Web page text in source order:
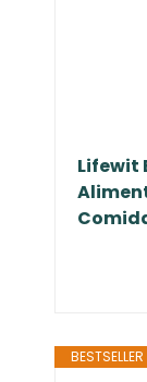
Lifewit